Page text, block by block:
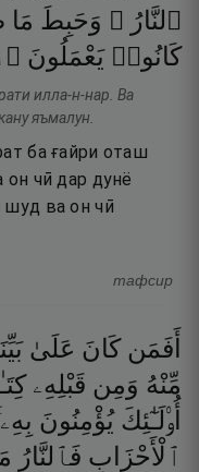
ٱلنَّارُ ۖ وَحَبِطَ مَا
كَانُوا۟ يَعْمَلُونَ ۝
илла-н-нар. Ва
яъмалун.
ба ғайри оташ
он чӣ дар дунё
шуд ва он чӣ
тафсир
أَفَمَن كَانَ عَلَىٰ
مِّنْهُ وَمِن قَبْلِهِۦ
أُو۟لَـٰٓئِكَ يُؤْمِنُونَ
ٱلْأَحْزَابِ فَٱلنَّارُ